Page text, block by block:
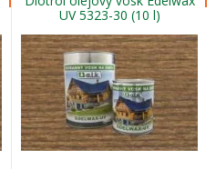
UV 5323-30 (10 l)